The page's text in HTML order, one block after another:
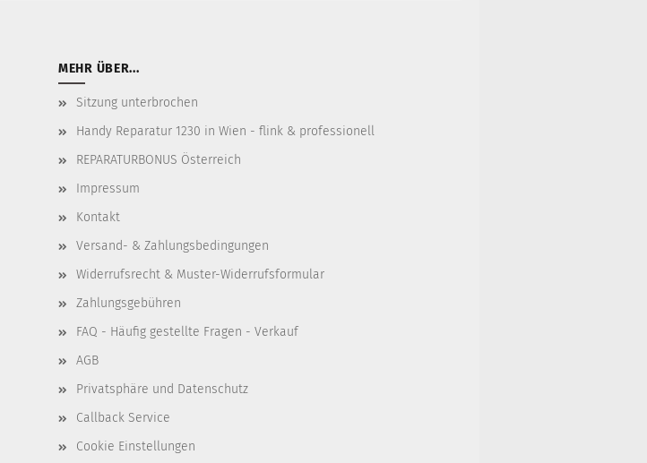
MEHR ÜBER...
Sitzung unterbrochen
Handy Reparatur 1230 in Wien - flink & professionell
REPARATURBONUS Österreich
Impressum
Kontakt
Versand- & Zahlungsbedingungen
Widerrufsrecht & Muster-Widerrufsformular
Zahlungsgebühren
FAQ - Häufig gestellte Fragen - Verkauf
AGB
Privatsphäre und Datenschutz
Callback Service
Cookie Einstellungen